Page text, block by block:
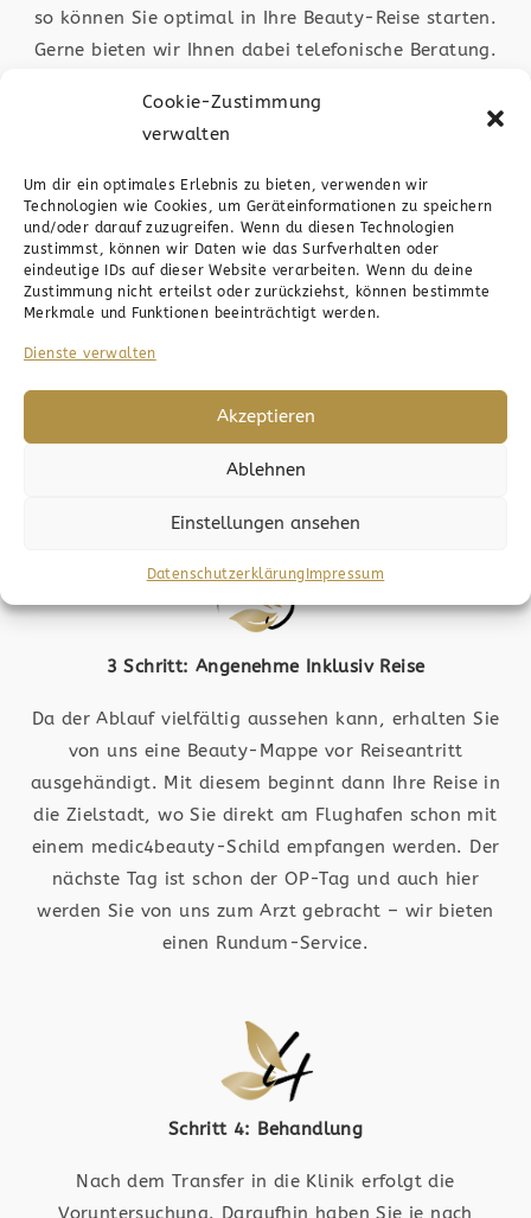
Cookie-Zustimmung
verwalten
Um dir ein optimales Erlebnis zu bieten, verwenden wir
Technologien wie Cookies, um Geräteinformationen zu speichern
und/oder darauf zuzugreifen. Wenn du diesen Technologien
zustimmst, können wir Daten wie das Surfverhalten oder
eindeutige IDs auf dieser Website verarbeiten. Wenn du deine
Zustimmung nicht erteilst oder zurückziehst, können bestimmte
Merkmale und Funktionen beeinträchtigt werden.
Dienste verwalten
Akzeptieren
Ablehnen
Einstellungen ansehen
DatenschutzerklärungImpressum
so können Sie optimal in Ihre Beauty-Reise starten.
Gerne bieten wir Ihnen dabei telefonische Beratung.
Ort für Sie da. Schauen Sie vorbei
2 Schritt: Anfrage
Sie wollen den nächsten Schritt wagen? Dann folgt
Fachärzte geschickt und ausgewertet, wodurch Sie
dann ein Angebot erhalten. Die OP-Kosten werden
ermittelt und der Ablauf wird Ihnen nähergebracht.
3 Schritt: Angenehme Inklusiv Reise
Da der Ablauf vielfältig aussehen kann, erhalten Sie
von uns eine Beauty-Mappe vor Reiseantritt
ausgehändigt. Mit diesem beginnt dann Ihre Reise in
die Zielstadt, wo Sie direkt am Flughafen schon mit
einem medic4beauty-Schild empfangen werden. Der
nächste Tag ist schon der OP-Tag und auch hier
werden Sie von uns zum Arzt gebracht – wir bieten
einen Rundum-Service.
Schritt 4: Behandlung
Nach dem Transfer in die Klinik erfolgt die
Voruntersuchung. Daraufhin haben Sie je nach